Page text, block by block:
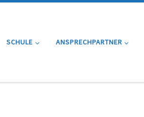
SCHULE ANSPRECHPARTNER